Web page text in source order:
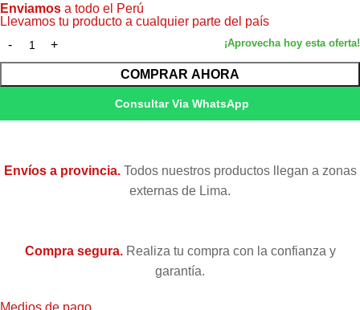
Enviamos a todo el Perú
Llevamos tu producto a cualquier parte del país
COMPRAR AHORA
Consultar Via WhatsApp
Envíos a provincia.Todos nuestros productos llegan a zonas
externas de Lima.
Compra segura.Realiza tu compra con la confianza y
garantía.
Medios de pago